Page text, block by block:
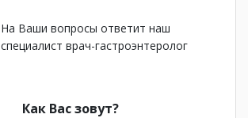
На Ваши вопросы ответит наш
специалист врач-гастроэнтеролог
Как Вас зовут?